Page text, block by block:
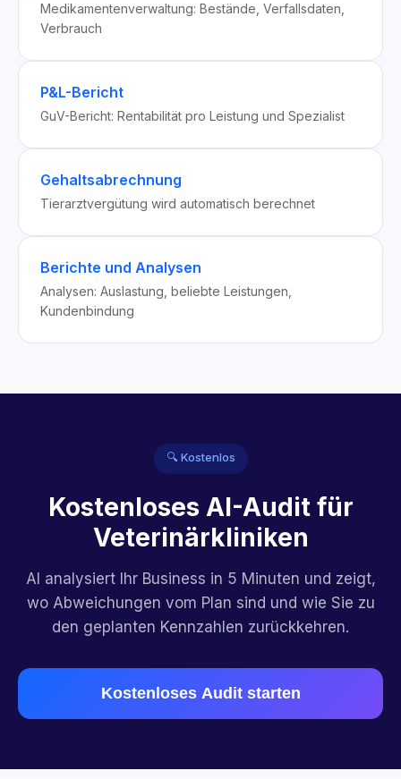
Medikamentenverwaltung: Bestände, Verfallsdaten,
Verbrauch
P&L-Bericht
GuV-Bericht: Rentabilität pro Leistung und Spezialist
Gehaltsabrechnung
Tierarztvergütung wird automatisch berechnet
Berichte und Analysen
Analysen: Auslastung, beliebte Leistungen,
Kundenbindung
🔍 Kostenlos
Kostenloses AI-Audit für
Veterinärkliniken
AI analysiert Ihr Business in 5 Minuten und zeigt,
wo Abweichungen vom Plan sind und wie Sie zu
den geplanten Kennzahlen zurückkehren.
Kostenloses Audit starten